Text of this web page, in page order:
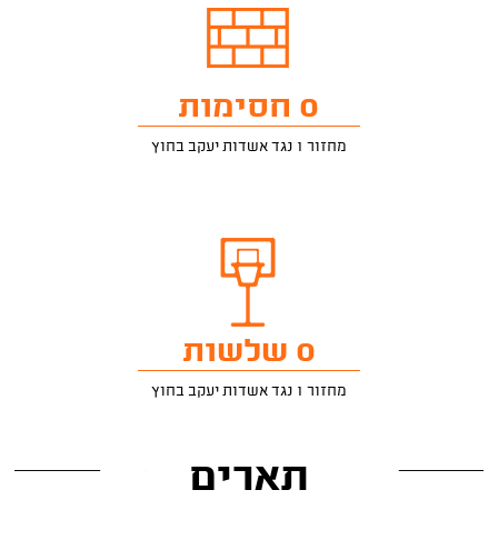
0 חסימות
מחזור 1 נגד אשדות יעקב בחוץ
0 שלשות
מחזור 1 נגד אשדות יעקב בחוץ
תארים